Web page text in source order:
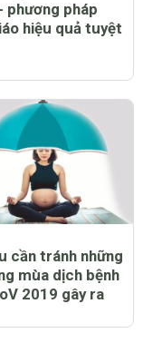
phương pháp
hiệu quả tuyệt
cần tránh những
mùa dịch bệnh
2019 gây ra